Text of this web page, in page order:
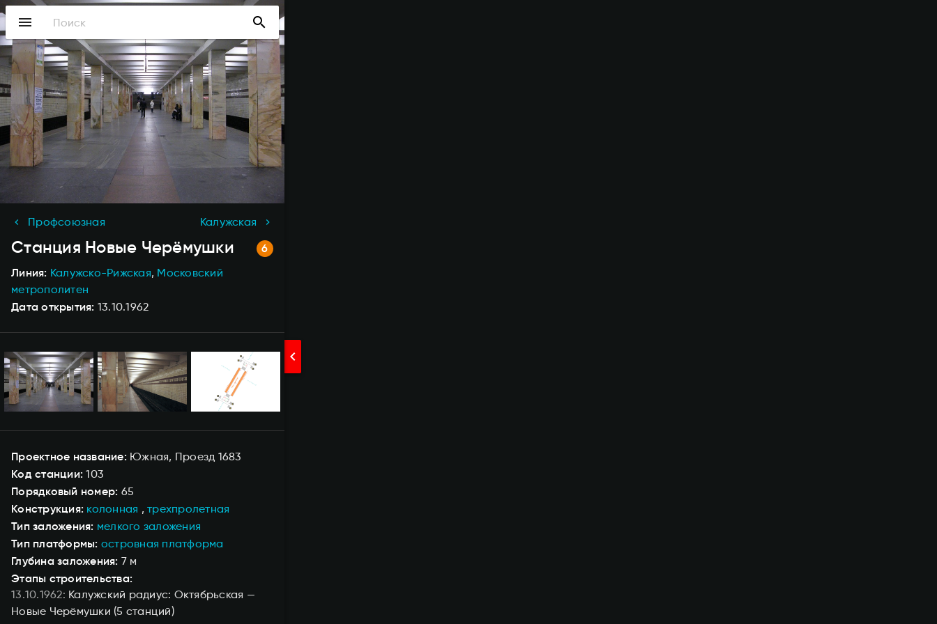
Перейти
основному
содержанию
menu search
chevron_right
Профсоюзная Калужская
Станция Новые Черёмушки
Линия Калужско-Рижская Московский
метрополитен
Дата открытия 13.10.1962
Проектное название Южная Проезд 1683
Код станции 103
Порядковый номер 65
Конструкция колонная трехпролетная
Тип заложения мелкого заложения
Тип платформы островная платформа
Глубина заложения 7 м
Этапы строительства:
13.10.1962 Калужский радиус: Октябрьская —
Новые Черёмушки (5 станций)